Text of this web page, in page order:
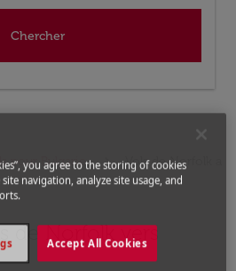
Chercher
pour Bulgarie
Vols de Norfolk a
de Norfolk vers
les options populaires
you agree to the storing of cookies
navigation, analyze site usage, and
Accept All Cookies